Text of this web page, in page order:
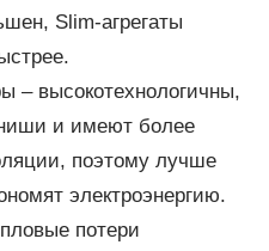
Slim-агрегаты
– высокотехнологичны,
и имеют более
поэтому лучше
электроэнергию.
потери